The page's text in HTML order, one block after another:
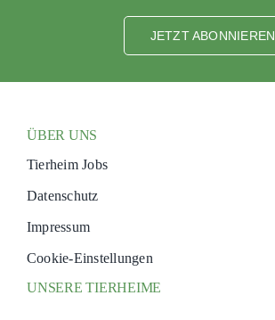
JETZT ABONNIEREN
ÜBER UNS
Tierheim Jobs
Datenschutz
Impressum
Cookie-Einstellungen
UNSERE TIERHEIME